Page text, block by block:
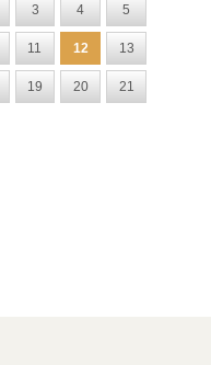
3 4 5
11 12 13
19 20 21